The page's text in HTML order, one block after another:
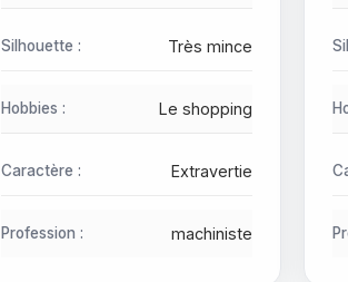
Silhouette : Très mince
Hobbies : Le shopping
Caractère : Extravertie
Profession : machiniste